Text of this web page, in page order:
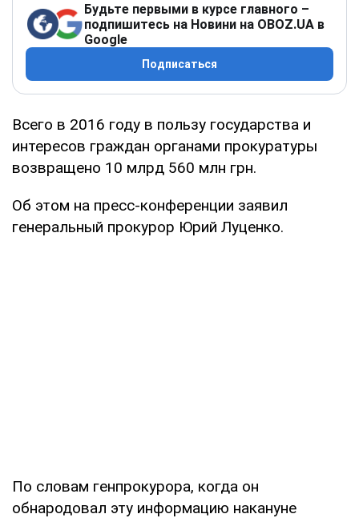
Будьте первыми в курсе главного –
подпишитесь на Новини на OBOZ.UA в
Google
Подписаться
Всего в 2016 году в пользу государства и
интересов граждан органами прокуратуры
возвращено 10 млрд 560 млн грн.
Об этом на пресс-конференции заявил
генеральный прокурор Юрий Луценко.
По словам генпрокурора, когда он
обнародовал эту информацию накануне